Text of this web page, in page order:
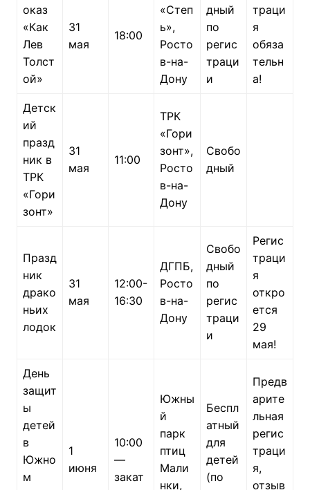
оказ
«Как
Лев
Толст
ой»
31
мая
18:00
«Степ
ь»,
Росто
в-на-
Дону
дный
по
регис
траци
и
траци
я
обяза
тельн
а!
Детск
ий
празд
ник в
ТРК
«Гори
зонт»
31
мая
11:00
ТРК
«Гори
зонт»,
Росто
в-на-
Дону
Свобо
дный
Празд
ник
драко
ньих
лодок
31
мая
12:00-
16:30
ДГПБ,
Росто
в-на-
Дону
Свобо
дный
по
регис
траци
и
Регис
траци
я
откро
ется
29
мая!
День
защит
ы
детей
в
Южно
м
1
июня
10:00
—
закат
Южны
й
парк
птиц
Мали
нки,
Беспл
атный
для
детей
(по
Предв
арите
льная
регис
траци
я,
отзыв